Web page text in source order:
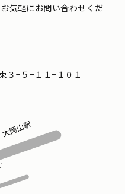
気軽にお問い合わせくだ
３−５−１１−１０１